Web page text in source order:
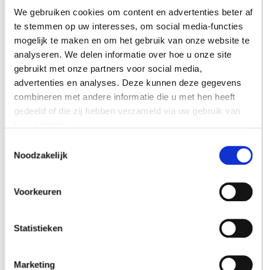
We gebruiken cookies om content en advertenties beter af
te stemmen op uw interesses, om social media-functies
mogelijk te maken en om het gebruik van onze website te
analyseren. We delen informatie over hoe u onze site
gebruikt met onze partners voor social media,
advertenties en analyses. Deze kunnen deze gegevens
combineren met andere informatie die u met hen heeft
gedeeld of die zij hebben verzameld via uw gebruik van
Noodzakelijk
Voorkeuren
Statistieken
Marketing
afstemmen en de kaarten kunnen toesturen.
stedelijk.nl
RESIDENCE
NIEUWSBRIEF
Schrijf je hier in voor onze